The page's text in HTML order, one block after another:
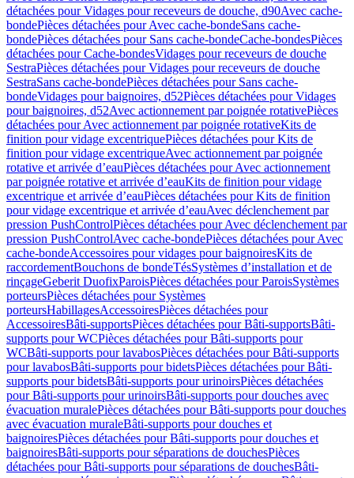
détachées pour Vidages pour receveurs de douche, d90Avec cache-
bondePièces détachées pour Avec cache-bondeSans cache-
bondePièces détachées pour Sans cache-bondeCache-bondesPièces
détachées pour Cache-bondesVidages pour receveurs de douche
SestraPièces détachées pour Vidages pour receveurs de douche
SestraSans cache-bondePièces détachées pour Sans cache-
bondeVidages pour baignoires, d52Pièces détachées pour Vidages
pour baignoires, d52Avec actionnement par poignée rotativePièces
détachées pour Avec actionnement par poignée rotativeKits de
finition pour vidage excentriquePièces détachées pour Kits de
finition pour vidage excentriqueAvec actionnement par poignée
rotative et arrivée d’eauPièces détachées pour Avec actionnement
par poignée rotative et arrivée d’eauKits de finition pour vidage
excentrique et arrivée d’eauPièces détachées pour Kits de finition
pour vidage excentrique et arrivée d’eauAvec déclenchement par
pression PushControlPièces détachées pour Avec déclenchement par
pression PushControlAvec cache-bondePièces détachées pour Avec
cache-bondeAccessoires pour vidages pour baignoiresKits de
raccordementBouchons de bondeTésSystèmes d’installation et de
rinçageGeberit DuofixParoisPièces détachées pour ParoisSystèmes
porteursPièces détachées pour Systèmes
porteursHabillagesAccessoiresPièces détachées pour
AccessoiresBâti-supportsPièces détachées pour Bâti-supportsBâti-
supports pour WCPièces détachées pour Bâti-supports pour
WCBâti-supports pour lavabosPièces détachées pour Bâti-supports
pour lavabosBâti-supports pour bidetsPièces détachées pour Bâti-
supports pour bidetsBâti-supports pour urinoirsPièces détachées
pour Bâti-supports pour urinoirsBâti-supports pour douches avec
évacuation muralePièces détachées pour Bâti-supports pour douches
avec évacuation muraleBâti-supports pour douches et
baignoiresPièces détachées pour Bâti-supports pour douches et
baignoiresBâti-supports pour séparations de douchesPièces
détachées pour Bâti-supports pour séparations de douchesBâti-